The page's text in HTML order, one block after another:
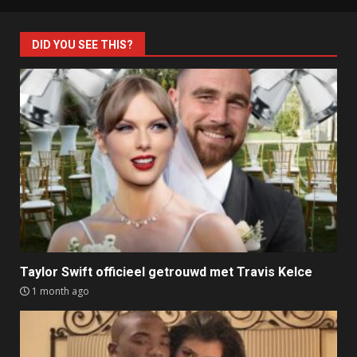
DID YOU SEE THIS?
Taylor Swift officieel getrouwd met Travis Kelce
1 month ago